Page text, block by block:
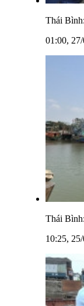
Thái
01:00,
Thái
10:25,